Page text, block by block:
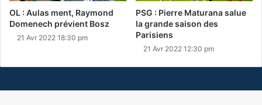
OL : Aulas ment, Raymond
Domenech prévient Bosz
21 Avr 2022 18:30 pm
PSG : Pierre Maturana salue
la grande saison des
Parisiens
21 Avr 2022 12:30 pm